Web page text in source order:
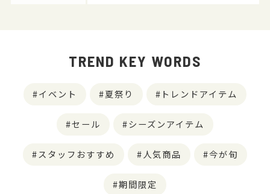
TREND KEY WORDS
イベント 夏祭り トレンドアイテム
セール シーズンアイテム
スタッフおすすめ 人気商品 今が旬
期間限定